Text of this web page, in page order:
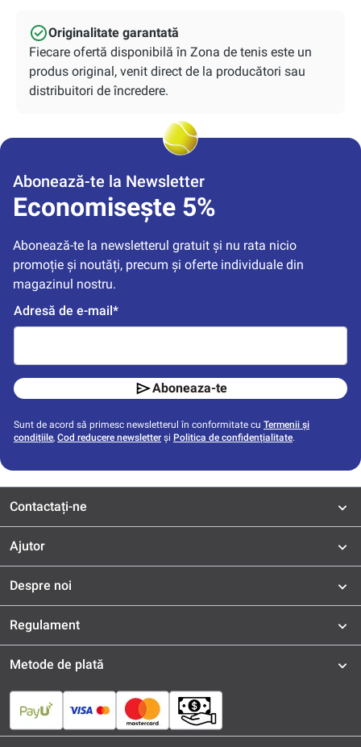
Originalitate garantată
Fiecare ofertă disponibilă în Zona de tenis este un
produs original, venit direct de la producători sau
distribuitori de încredere.
Abonează-te la Newsletter
Economisește 5%
Abonează-te la newsletterul gratuit și nu rata nicio
promoție și noutăți, precum și oferte individuale din
magazinul nostru.
Adresă de e-mail*
Aboneaza-te
Sunt de acord să primesc newsletterul în conformitate cu Termenii și
condițiile, Cod reducere newsletter și Politica de confidențialitate.
Contactați-ne
Ajutor
Despre noi
Regulament
Metode de plată